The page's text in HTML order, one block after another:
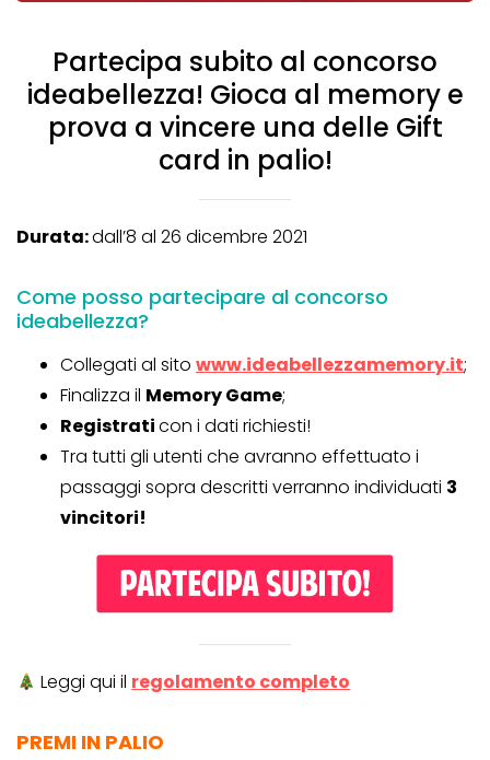
Partecipa subito al concorso
ideabellezza! Gioca al memory e
prova a vincere una delle Gift
card in palio!
Durata:dall’8 al 26 dicembre 2021
Come posso partecipare al concorso
ideabellezza?
Collegati al sito www.ideabellezzamemory.it;
Finalizza il Memory Game;
Registraticon i dati richiesti!
Tra tutti gli utenti che avranno effettuato i
passaggi sopra descritti verranno individuati 3
vincitori!
Leggi qui il regolamento completo
PREMI IN PALIO